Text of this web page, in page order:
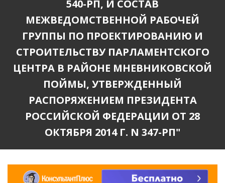
540-РП, И СОСТАВ
МЕЖВЕДОМСТВЕННОЙ РАБОЧЕЙ
ГРУППЫ ПО ПРОЕКТИРОВАНИЮ И
СТРОИТЕЛЬСТВУ ПАРЛАМЕНТСКОГО
ЦЕНТРА В РАЙОНЕ МНЕВНИКОВСКОЙ
ПОЙМЫ, УТВЕРЖДЕННЫЙ
РАСПОРЯЖЕНИЕМ ПРЕЗИДЕНТА
РОССИЙСКОЙ ФЕДЕРАЦИИ ОТ 28
ОКТЯБРЯ 2014 Г. N 347-РП"